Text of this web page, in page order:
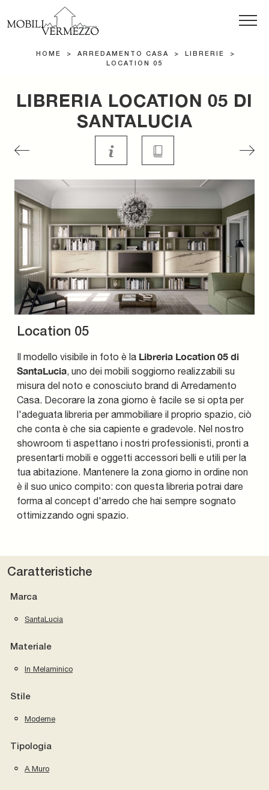
HOME > ARREDAMENTO CASA > LIBRERIE
>
LOCATION 05
LIBRERIA LOCATION 05 DI
SANTALUCIA
Location 05
Il modello visibile in foto è la Libreria Location 05 di
SantaLucia, uno dei mobili soggiorno realizzabili su
misura del noto e conosciuto brand di Arredamento
Casa. Decorare la zona giorno è facile se si opta per
l'adeguata libreria per ammobiliare il proprio spazio, ciò
che conta è che sia capiente e gradevole. Nel nostro
showroom ti aspettano i nostri professionisti, pronti a
presentarti mobili e oggetti accessori belli e utili per la
tua abitazione. Mantenere la zona giorno in ordine non
è il suo unico compito: con questa libreria potrai dare
forma al concept d'arredo che hai sempre sognato
ottimizzando ogni spazio.
Caratteristiche
Marca
SantaLucia
Materiale
In Melaminico
Stile
Moderne
Tipologia
A Muro